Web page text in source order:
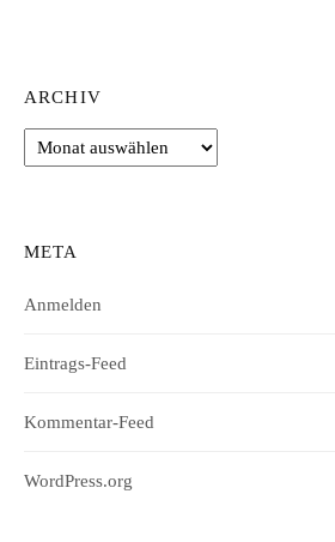
ARCHIV
Archiv
META
Anmelden
Eintrags-Feed
Kommentar-Feed
WordPress.org